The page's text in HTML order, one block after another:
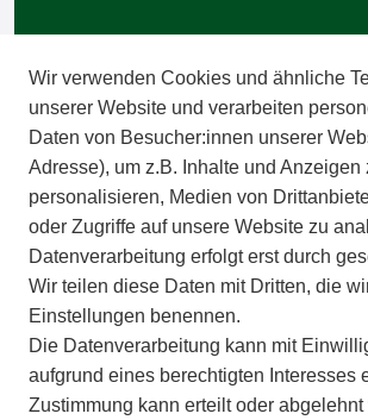
IMPRESSUM
INFORMATIONEN
ZAHLUNGSARTEN
VERSAND
BATTERIEENTSORGUNG
VERANSTALTUNGEN
Wir verwenden Cookies und ähnliche
unserer Website und verarbeiten
Daten von Besucher:innen unserer
Adresse), um z.B. Inhalte und Anzeigen
personalisieren, Medien von
oder Zugriffe auf unsere Website zu
Datenverarbeitung erfolgt erst durch
Wir teilen diese Daten mit Dritten, die
Einstellungen benennen.
Die Datenverarbeitung kann mit
aufgrund eines berechtigten Interesses
Zustimmung kann erteilt oder